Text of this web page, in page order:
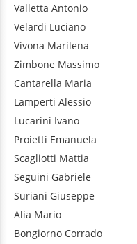
Valletta Antonio
Velardi Luciano
Vivona Marilena
Zimbone Massimo
Cantarella Maria
Lamperti Alessio
Lucarini Ivano
Proietti Emanuela
Scagliotti Mattia
Seguini Gabriele
Suriani Giuseppe
Alia Mario
Bongiorno Corrado